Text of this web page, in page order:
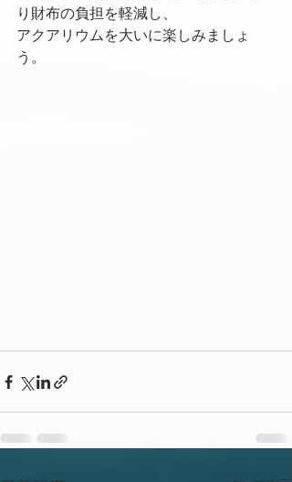
り財布の負担を軽減し、
アクアリウムを大いに楽しみましょ
う。